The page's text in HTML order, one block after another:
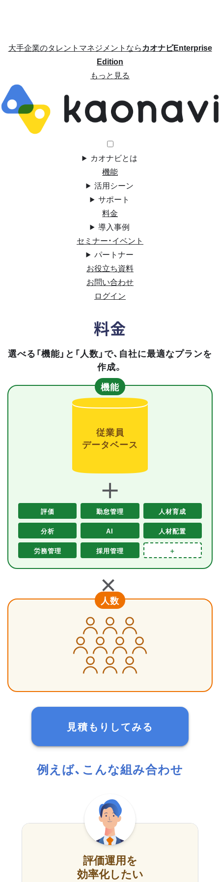
大手企業のタレントマネジメントならカオナビEnterprise
Edition
もっと見る
カオナビとは
機能
活用シーン
サポート
料金
導入事例
セミナー・イベント
パートナー
お役立ち資料
お問い合わせ
ログイン
料金
選べる「機能」と「人数」で、自社に最適なプランを
作成。
機能
従業員
データベース
＋
評価 勤怠管理 人材育成
分析 AI 人材配置
労務管理 採用管理 ＋
＋
人数
見積もりしてみる
例えば、こんな組み合わせ
評価運用を
効率化したい